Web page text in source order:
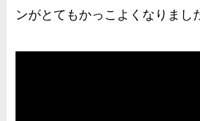
ンがとてもかっこよくなりまし